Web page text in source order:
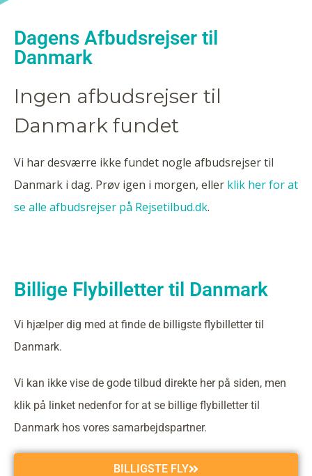
Dagens Afbudsrejser til
Danmark
Ingen afbudsrejser til
Danmark fundet
Vi har desværre ikke fundet nogle afbudsrejser til
Danmark i dag. Prøv igen i morgen, eller klik her for at
se alle afbudsrejser på Rejsetilbud.dk.
Billige Flybilletter til Danmark
Vi hjælper dig med at finde de billigste flybilletter til
Danmark.
Vi kan ikke vise de gode tilbud direkte her på siden, men
klik på linket nedenfor for at se billige flybilletter til
Danmark hos vores samarbejdspartner.
BILLIGSTE FLY